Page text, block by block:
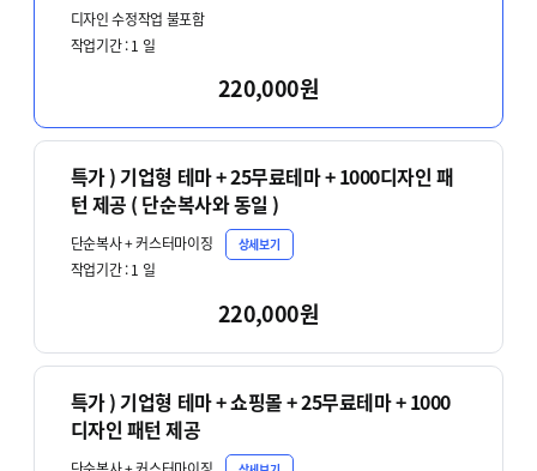
디자인 수정작업 불포함
작업기간 :1 일
220,000원
특가 ) 기업형 테마 + 25무료테마 + 1000디자인 패
턴 제공 ( 단순복사와 동일 )
단순복사 + 커스터마이징 상세보기
작업기간 :1 일
220,000원
특가 ) 기업형 테마 + 쇼핑몰 + 25무료테마 + 1000
디자인 패턴 제공